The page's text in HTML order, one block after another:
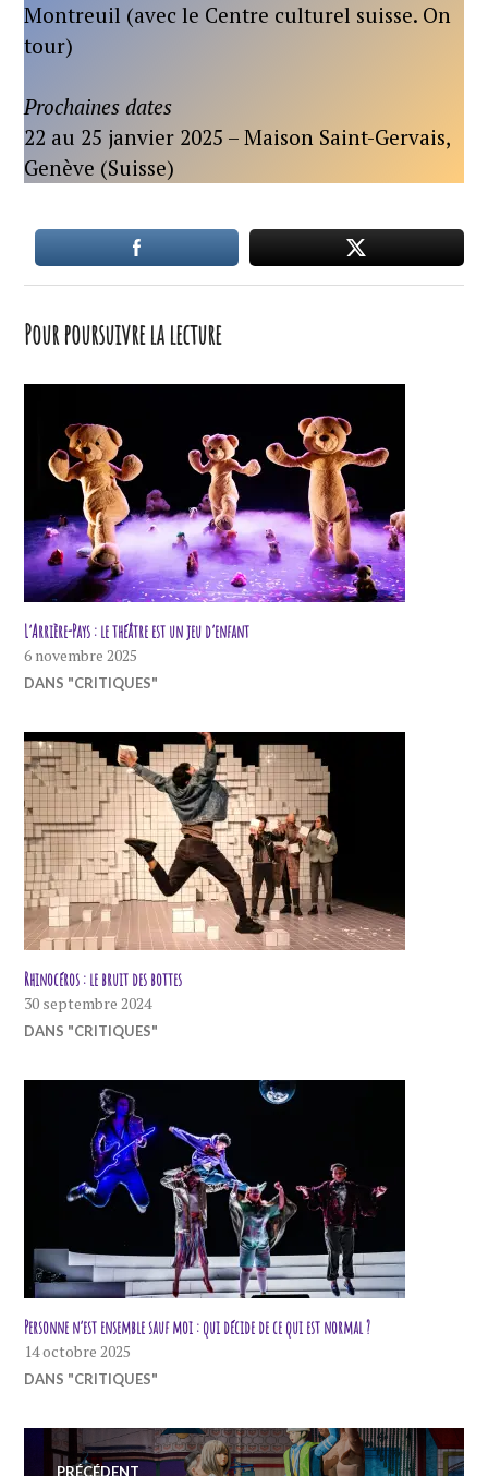
Montreuil (avec le Centre culturel suisse. On
tour)
Prochaines dates
22 au 25 janvier 2025 – Maison Saint-Gervais,
Genève (Suisse)
Pour poursuivre la lecture
L’Arrière-Pays : le théâtre est un jeu d’enfant
6 novembre 2025
DANS "CRITIQUES"
Rhinocéros : le bruit des bottes
30 septembre 2024
DANS "CRITIQUES"
Personne n’est ensemble sauf moi : qui décide de ce qui est normal ?
14 octobre 2025
DANS "CRITIQUES"
Navigation
PRÉCÉDENT